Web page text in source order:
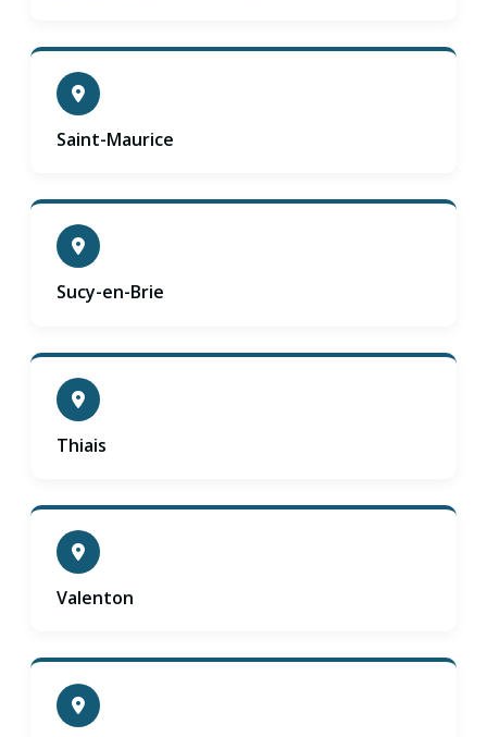
Saint-Maurice
Sucy-en-Brie
Thiais
Valenton